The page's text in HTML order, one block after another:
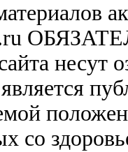
несут
со